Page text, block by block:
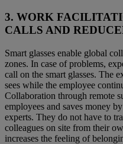
3. WORK
CALLS AND
Smart glasses enable global
zones. In case of problems,
call on the smart glasses. The
sees while the employee
Collaboration through remote
employees and saves money
experts. They do not have to
colleagues on site from their
increases the feeling of